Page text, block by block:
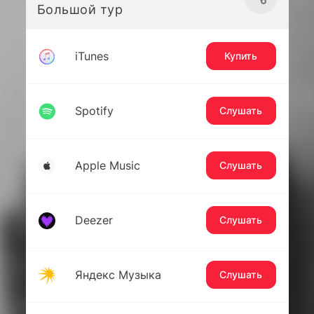
Большой тур
iTunes Купить
Spotify Слушать
Apple Music Слушать
Deezer Слушать
Яндекс Музыка Слушать